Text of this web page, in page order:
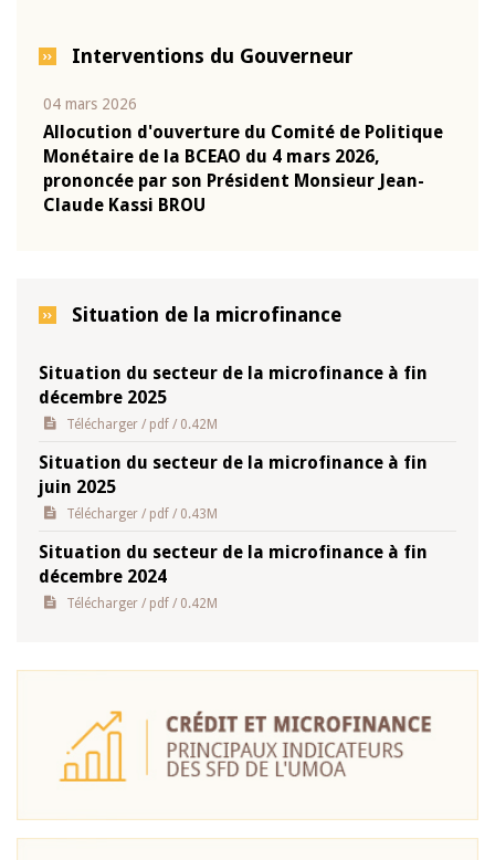
Interventions du Gouverneur
04 mars 2026
Allocution d'ouverture du Comité de Politique
Monétaire de la BCEAO du 4 mars 2026,
prononcée par son Président Monsieur Jean-
Claude Kassi BROU
Situation de la microfinance
Situation du secteur de la microfinance à fin
décembre 2025
Télécharger / pdf / 0.42M
Situation du secteur de la microfinance à fin
juin 2025
Télécharger / pdf / 0.43M
Situation du secteur de la microfinance à fin
décembre 2024
Télécharger / pdf / 0.42M